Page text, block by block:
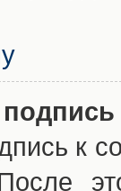
к